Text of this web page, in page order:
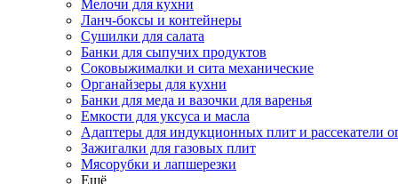
Мелочи для кухни
Ланч-боксы и контейнеры
Сушилки для салата
Банки для сыпучих продуктов
Соковыжималки и сита механические
Органайзеры для кухни
Банки для меда и вазочки для варенья
Емкости для уксуса и масла
Адаптеры для индукционных плит и рассекатели
Зажигалки для газовых плит
Мясорубки и лапшерезки
Ещё